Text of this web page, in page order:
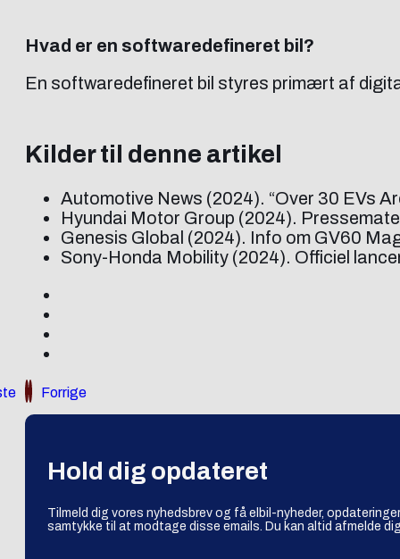
Hvad er en softwaredefineret bil?
En softwaredefineret bil styres primært af
Kilder til denne artikel
Automotive News (2024). “Over 30 EVs
Hyundai Motor Group (2024).
Genesis Global (2024). Info om GV60
Sony-Honda Mobility (2024). Officiel
Forrige
Hold dig opdateret
Tilmeld dig vores nyhedsbrev og få elbil-nyheder,
samtykke til at modtage disse emails. Du kan altid afmelde